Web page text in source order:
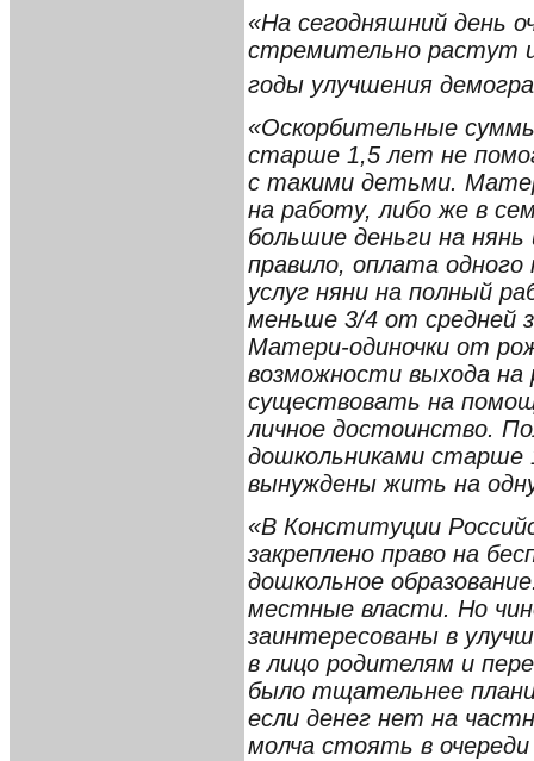
«На сегодняшний день
стремительно растут
годы улучшения
«Оскорбительные
старше 1,5 лет не
с такими детьми.
на работу, либо же в
большие деньги на
правило, оплата
услуг няни на полный
меньше 3/4 от средней
Матери-одиночки от
возможности выхода
существовать на
личное достоинство.
дошкольниками старше
вынуждены жить на
«В Конституции
закреплено право на
дошкольное
местные власти. Но
заинтересованы в
в лицо родителям и
было тщательнее
если денег нет на
молча стоять в